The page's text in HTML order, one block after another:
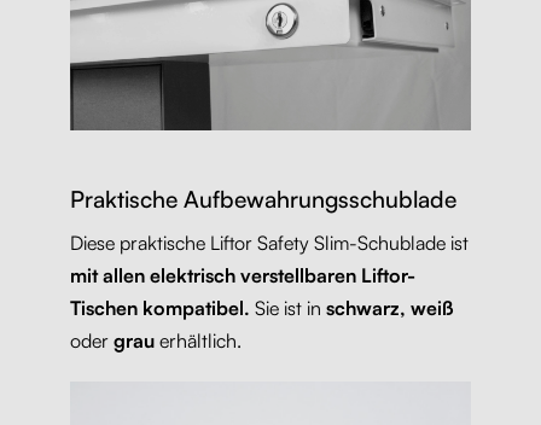
Praktische Aufbewahrungsschublade
Diese praktische Liftor Safety Slim-Schublade ist
mit allen elektrisch verstellbaren Liftor-
Tischen kompatibel. Sie ist in schwarz, weiß
oder grauerhältlich.